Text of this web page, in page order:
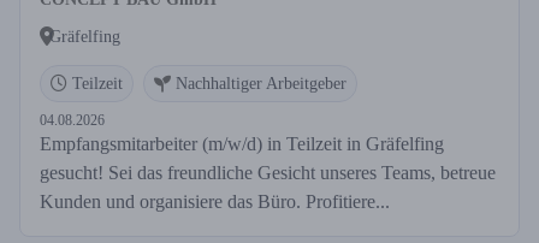
Gräfelfing
Teilzeit Nachhaltiger Arbeitgeber
04.08.2026
Empfangsmitarbeiter (m/w/d) in Teilzeit in Gräfelfing
gesucht! Sei das freundliche Gesicht unseres Teams, betreue
Kunden und organisiere das Büro. Profitiere...